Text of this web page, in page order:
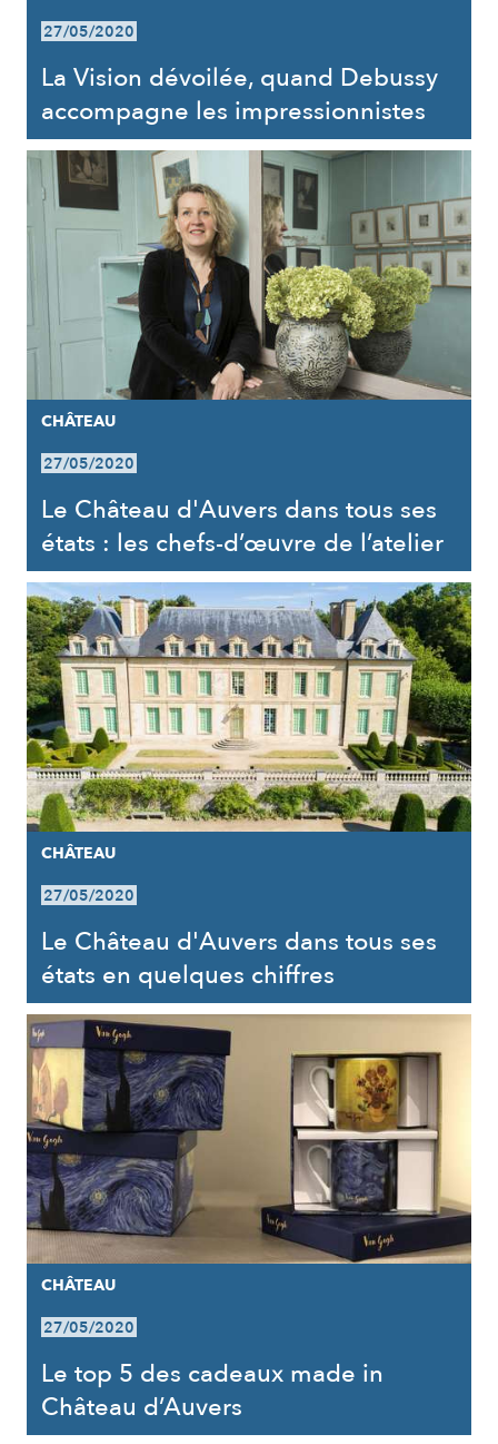
27/05/2020
La Vision dévoilée, quand Debussy
accompagne les impressionnistes
CHÂTEAU
27/05/2020
Le Château d'Auvers dans tous ses
états : les chefs-d’œuvre de l’atelier
CHÂTEAU
27/05/2020
Le Château d'Auvers dans tous ses
états en quelques chiffres
CHÂTEAU
27/05/2020
Le top 5 des cadeaux made in
Château d’Auvers